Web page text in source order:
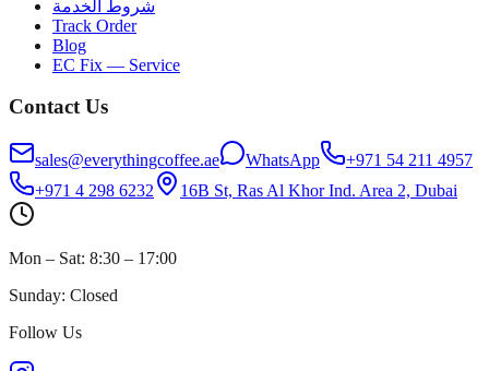
شروط الخدمة
Track Order
Blog
EC Fix — Service
Contact Us
sales@everythingcoffee.ae WhatsApp
+971 54 211 4957
+971 4 298 6232
16B St, Ras Al Khor Ind. Area 2, Dubai
Mon – Sat: 8:30 – 17:00
Sunday: Closed
Follow Us